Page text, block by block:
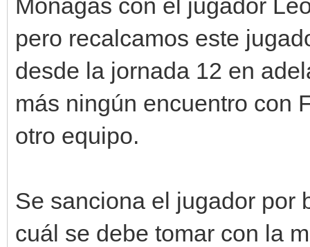
Monagas con el jugador
pero recalcamos este
desde la jornada 12 en
más ningún encuentro con
otro equipo.
Se sanciona el jugador por
cuál se debe tomar con la